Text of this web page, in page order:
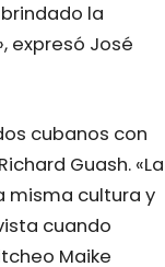
la
expresó José
cubanos con
Guash. «La
misma cultura y
cuando
Maike